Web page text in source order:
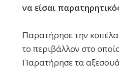
να είσαι
Παρατήρησε την
το περιβάλλον στο
Παρατήρησε τα